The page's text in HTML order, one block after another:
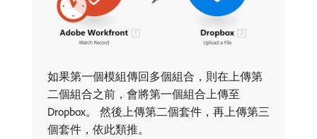
如果第一個模組傳回多個組合，則在上傳第
二個組合之前，會將第一個組合上傳至
Dropbox。 然後上傳第二個套件，再上傳第三
個套件，依此類推。